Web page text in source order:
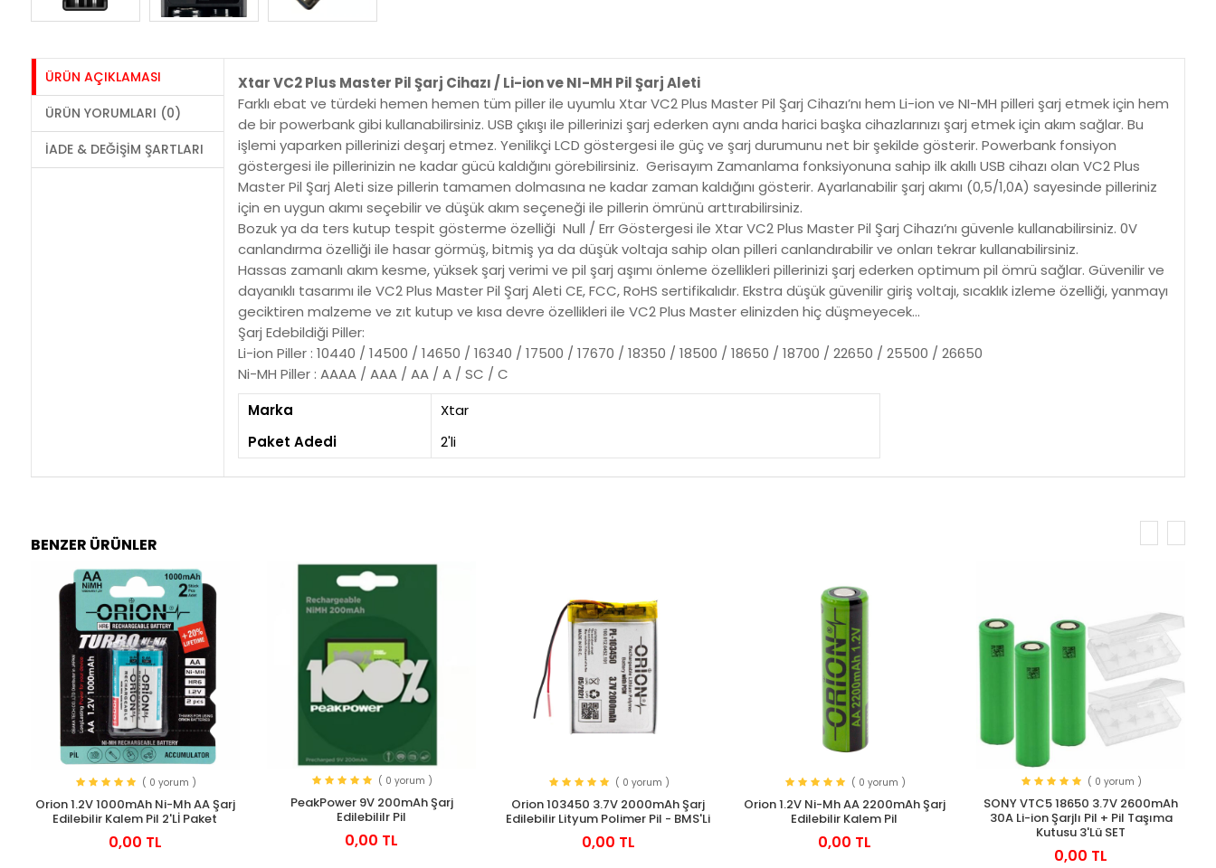
ÜRÜN AÇIKLAMASI
ÜRÜN YORUMLARI (0)
İADE & DEĞIŞIM ŞARTLARI
Xtar VC2 Plus Master Pil Şarj Cihazı / Li-ion ve NI-MH Pil Şarj Aleti
Farklı ebat ve türdeki hemen hemen tüm piller ile uyumlu Xtar VC2 Plus Master Pil Şarj Cihazı’nı hem Li-ion ve NI-MH pilleri şarj etmek için hem
de bir powerbank gibi kullanabilirsiniz. USB çıkışı ile pillerinizi şarj ederken aynı anda harici başka cihazlarınızı şarj etmek için akım sağlar. Bu
işlemi yaparken pillerinizi deşarj etmez. Yenilikçi LCD göstergesi ile güç ve şarj durumunu net bir şekilde gösterir. Powerbank fonsiyon
göstergesi ile pillerinizin ne kadar gücü kaldığını görebilirsiniz. Gerisayım Zamanlama fonksiyonuna sahip ilk akıllı USB cihazı olan VC2 Plus
Master Pil Şarj Aleti size pillerin tamamen dolmasına ne kadar zaman kaldığını gösterir. Ayarlanabilir şarj akımı (0,5/1,0A) sayesinde pilleriniz
için en uygun akımı seçebilir ve düşük akım seçeneği ile pillerin ömrünü arttırabilirsiniz.
Bozuk ya da ters kutup tespit gösterme özelliği Null / Err Göstergesi ile Xtar VC2 Plus Master Pil Şarj Cihazı’nı güvenle kullanabilirsiniz. 0V
canlandırma özelliği ile hasar görmüş, bitmiş ya da düşük voltaja sahip olan pilleri canlandırabilir ve onları tekrar kullanabilirsiniz.
Hassas zamanlı akım kesme, yüksek şarj verimi ve pil şarj aşımı önleme özellikleri pillerinizi şarj ederken optimum pil ömrü sağlar. Güvenilir ve
dayanıklı tasarımı ile VC2 Plus Master Pil Şarj Aleti CE, FCC, RoHS sertifikalıdır. Ekstra düşük güvenilir giriş voltajı, sıcaklık izleme özelliği, yanmayı
geciktiren malzeme ve zıt kutup ve kısa devre özellikleri ile VC2 Plus Master elinizden hiç düşmeyecek...
Şarj Edebildiği Piller:
Li-ion Piller : 10440 / 14500 / 14650 / 16340 / 17500 / 17670 / 18350 / 18500 / 18650 / 18700 / 22650 / 25500 / 26650
Ni-MH Piller : AAAA / AAA / AA / A / SC / C
Marka
Xtar
Paket Adedi
2'li
BENZER ÜRÜNLER
( 0 yorum )
Orion 1.2V 1000mAh Ni-Mh AA Şarj
Edilebilir Kalem Pil 2'Lİ Paket
0,00 TL
( 0 yorum )
PeakPower 9V 200mAh Şarj
Edilebililr Pil
0,00 TL
( 0 yorum )
Orion 103450 3.7V 2000mAh Şarj
Edilebilir Lityum Polimer Pil - BMS'Li
0,00 TL
( 0 yorum )
Orion 1.2V Ni-Mh AA 2200mAh Şarj
Edilebilir Kalem Pil
0,00 TL
( 0 yorum )
SONY VTC5 18650 3.7V 2600mAh
30A Li-ion Şarjlı Pil + Pil Taşıma
Kutusu 3'Lü SET
0,00 TL